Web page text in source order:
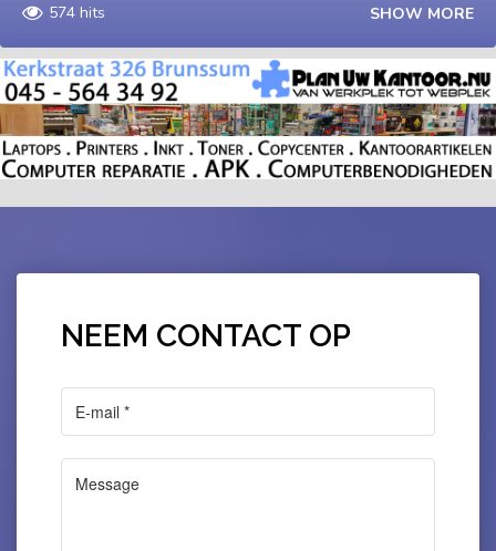
574 hits
SHOW MORE
NEEM CONTACT OP